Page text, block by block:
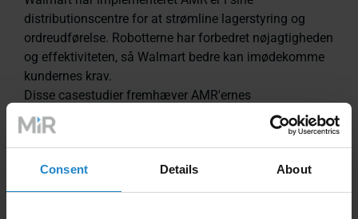
Consent Details About
distributionscentre for at strømline lagerstyring og
ordreudførelse. Robotterne har forbedret nøjagtigheden
og effektiviteten, så Walmart bedre kan imødekomme
kundernes krav.
Disse casestudier fremhæver AMR'ernes
transformerende indvirkning på store
logistikoperationer og viser deres evne til at forbedre
effektiviteten og reducere omkostningerne.